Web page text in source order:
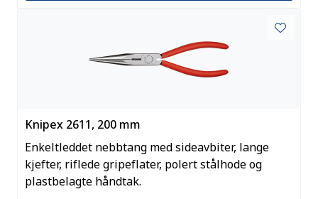
Knipex 2611, 200 mm
Enkeltleddet nebbtang med sideavbiter, lange
kjefter, riflede gripeflater, polert stålhode og
plastbelagte håndtak.